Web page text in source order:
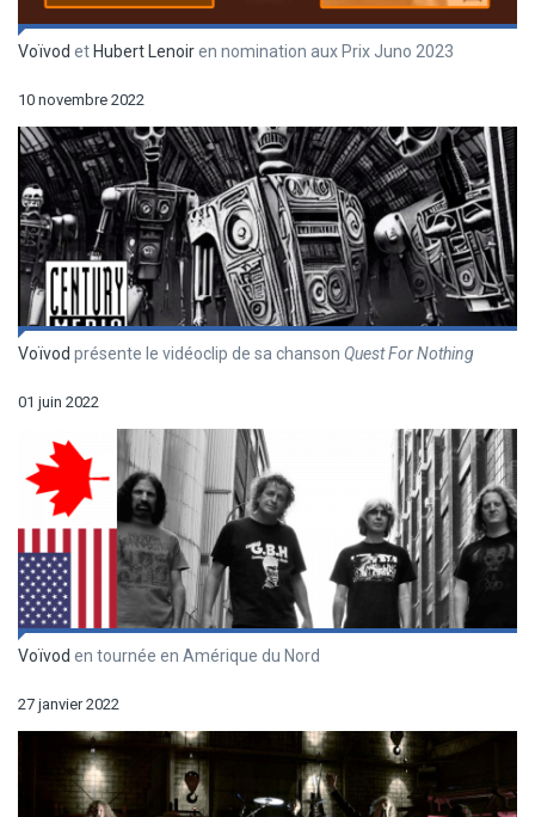
Voïvod et Hubert Lenoiren nomination aux Prix Juno 2023
10 novembre 2022
Voïvod présente le vidéoclip de sa chanson Quest For Nothing
01 juin 2022
Voïvod en tournée en Amérique du Nord
27 janvier 2022